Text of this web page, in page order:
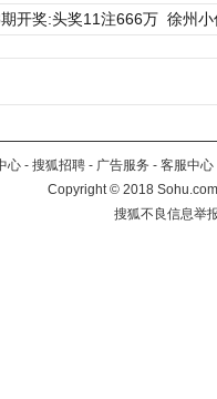
开奖:头奖11注666万 徐州
心 - 搜狐招聘 - 广告服务 - 客服中心
Copyright©2018
搜狐不良信息举